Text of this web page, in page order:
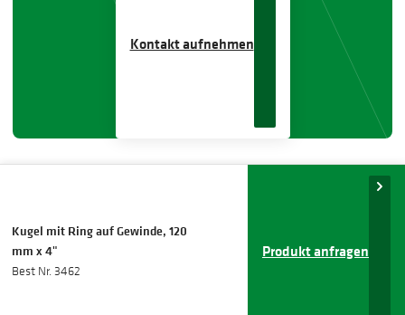
Kontakt aufnehmen
Kugel mit Ring auf Gewinde, 120
mm x 4"
Best Nr. 3462
Produkt anfragen